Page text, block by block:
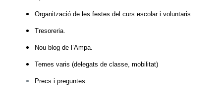
Organització de les festes del curs escolar i voluntaris.
Tresoreria.
Nou blog de l’Ampa.
Temes varis (delegats de classe, mobilitat)
Precs i preguntes.